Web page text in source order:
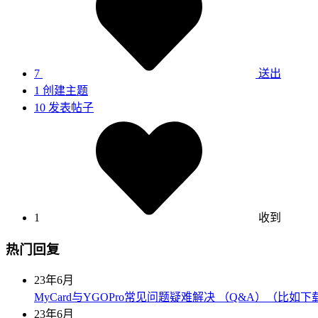
7
送出
1 创建主题
10 发表帖子
1 收到
热门回复
23年6月
MyCard与YGOPro常见问题疑难解决 （Q&A）（比如下
23年6月